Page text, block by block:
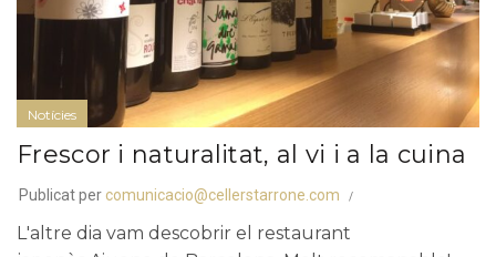
Notícies
Frescor i naturalitat, al vi i a la cuina
Publicat per comunicacio@cellerstarrone.com
L'altre dia vam descobrir el restaurant